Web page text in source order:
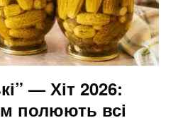
— Хіт 2026:
полюють всі